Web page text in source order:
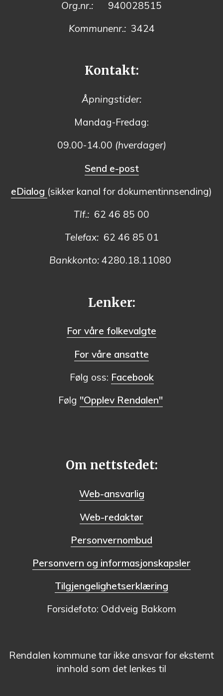
Org.nr.:
940028515
Kommunenr.:3424
Kontakt:
Åpningstider:
Mandag-Fredag:
09.00-14.00 (hverdager)
Send e-post
eDialog (sikker kanal for dokumentinnsending)
Tlf.: 62 46 85 00
Telefax:62 46 85 01
Bankkonto: 4280.18.11080
Lenker:
For våre folkevalgte
For våre ansatte
Følg oss: Facebook
Følg "Opplev Rendalen"
Om nettstedet:
Web-ansvarlig
Web-redaktør
Personvernombud
Personvern og informasjonskapsler
Tilgjengelighetserklæring
Forsidefoto: Oddveig Bakkom
Rendalen kommune tar ikke ansvar for eksternt
innhold som det lenkes til